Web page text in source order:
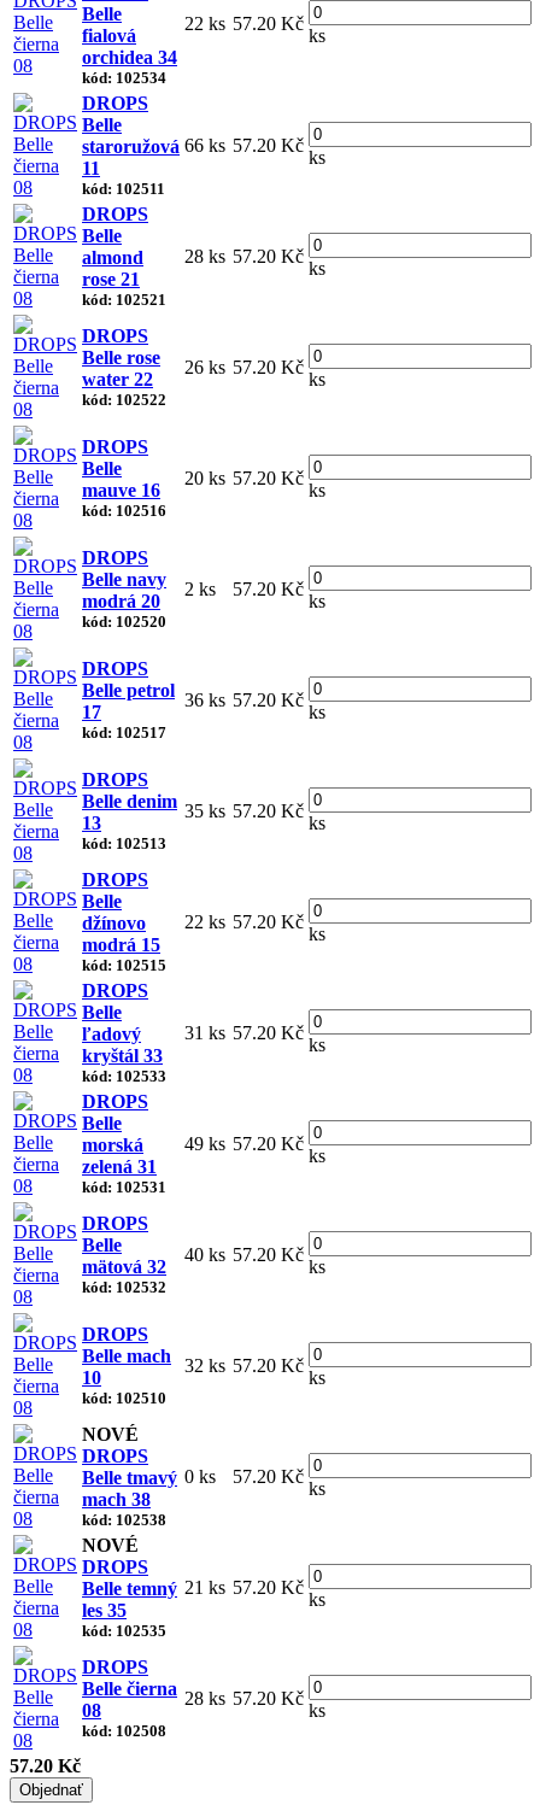
Belle
fialová
orchidea 34
kód: 102534
22 ks 57.20 Kč
ks
DROPS
Belle
staroružová
11
kód: 102511
66 ks 57.20 Kč
ks
DROPS
Belle
almond
rose 21
kód: 102521
28 ks 57.20 Kč
ks
DROPS
Belle rose
water 22
kód: 102522
26 ks 57.20 Kč
ks
DROPS
Belle
mauve 16
kód: 102516
20 ks 57.20 Kč
ks
DROPS
Belle navy
modrá 20
kód: 102520
2 ks 57.20 Kč
ks
DROPS
Belle petrol
17
kód: 102517
36 ks 57.20 Kč
ks
DROPS
Belle denim
13
kód: 102513
35 ks 57.20 Kč
ks
DROPS
Belle
džínovo
modrá 15
kód: 102515
22 ks 57.20 Kč
ks
DROPS
Belle
ľadový
kryštál 33
kód: 102533
31 ks 57.20 Kč
ks
DROPS
Belle
morská
zelená 31
kód: 102531
49 ks 57.20 Kč
ks
DROPS
Belle
mätová 32
kód: 102532
40 ks 57.20 Kč
ks
DROPS
Belle mach
10
kód: 102510
32 ks 57.20 Kč
ks
NOVÉ
DROPS
Belle tmavý
mach 38
kód: 102538
0 ks 57.20 Kč
ks
NOVÉ
DROPS
Belle temný
les 35
kód: 102535
21 ks 57.20 Kč
ks
DROPS
Belle čierna
08
kód: 102508
28 ks 57.20 Kč
ks
57.20 Kč
Objednať